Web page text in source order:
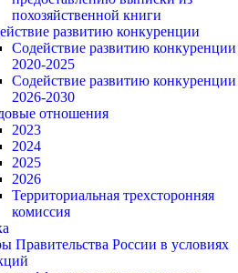
похозяйственной книги
развитию конкуренции
Содействие развитию конкуренции
2020-2025
Содействие развитию конкуренции
2026-2030
отношения
2023
2024
2025
2026
Территориальная трехсторонняя
комиссия
Правительства России в условиях